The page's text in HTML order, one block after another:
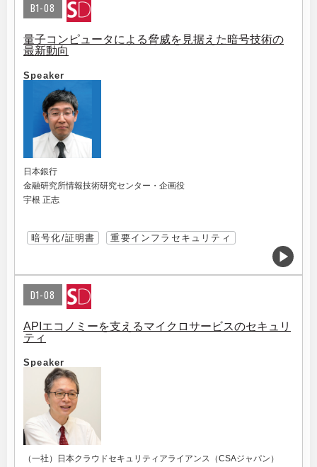
B1-08
量子コンピュータによる脅威を見据えた暗号技術の
最新動向
Speaker
日本銀行
金融研究所情報技術研究センター・企画役
宇根 正志
暗号化/証明書 重要インフラセキュリティ
D1-08
APIエコノミーを支えるマイクロサービスのセキュリ
ティ
Speaker
（一社）日本クラウドセキュリティアライアンス（CSAジャパン）